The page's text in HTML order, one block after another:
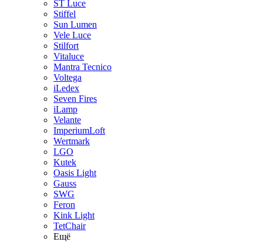
ST Luce
Stiffel
Sun Lumen
Vele Luce
Stilfort
Vitaluce
Mantra Tecnico
Voltega
iLedex
Seven Fires
iLamp
Velante
ImperiumLoft
Wertmark
LGO
Kutek
Oasis Light
Gauss
SWG
Feron
Kink Light
TetСhair
Ещё